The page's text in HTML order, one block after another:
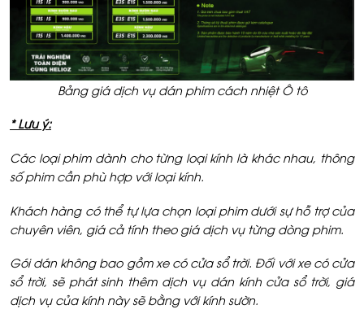
Bảng giá dịch vụ dán phim cách nhiệt Ô tô
* Lưu ý:
Các loại phim dành cho từng loại kính là khác nhau, thông
số phim cần phù hợp với loại kính.
Khách hàng có thể tự lựa chọn loại phim dưới sự hỗ trợ của
chuyên viên, giá cả tính theo giá dịch vụ từng dòng phim.
Gói dán không bao gồm xe có cửa sổ trời. Đối với xe có cửa
sổ trời, sẽ phát sinh thêm dịch vụ dán kính cửa sổ trời, giá
dịch vụ của kính này sẽ bằng với kính sườn.